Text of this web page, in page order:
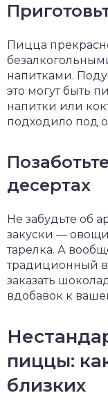
Пицца
напитками.
это могут быть
напитки или
подходило под
десертах
Не забудьте об
закуски —
тарелка. А
традиционный
заказать
вдобавок к
пиццы:
близких